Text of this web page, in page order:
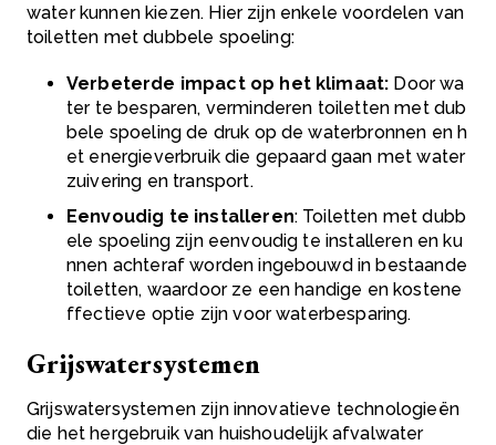
water kunnen kiezen. Hier zijn enkele voordelen van
toiletten met dubbele spoeling:
Verbeterde impact op het klimaat: Door wa
ter te besparen, verminderen toiletten met dub
bele spoeling de druk op de waterbronnen en h
et energieverbruik die gepaard gaan met water
zuivering en transport.
Eenvoudig te installeren: Toiletten met dubb
ele spoeling zijn eenvoudig te installeren en ku
nnen achteraf worden ingebouwd in bestaande
toiletten, waardoor ze een handige en kostene
ffectieve optie zijn voor waterbesparing.
Grijswatersystemen
Grijswatersystemen zijn innovatieve technologieën
die het hergebruik van huishoudelijk afvalwater